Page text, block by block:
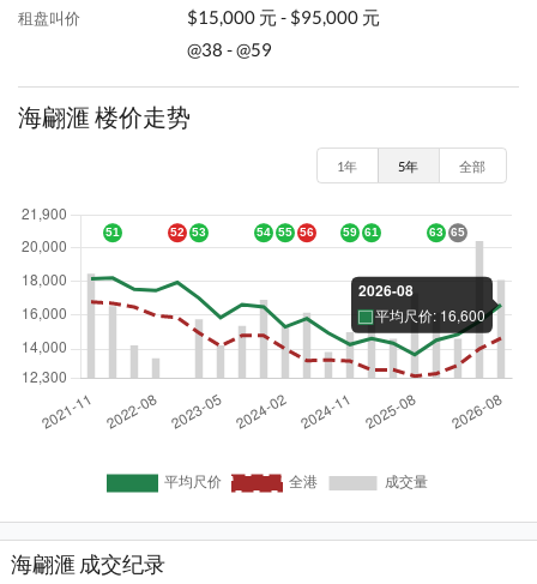
租盘叫价
$15,000 元 - $95,000 元
@38 - @59
海翩滙 楼价走势
1年 5年 全部
海翩滙 成交纪录